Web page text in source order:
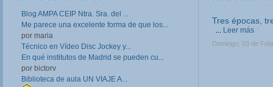
Blog AMPA CEIP Ntra. Sra. del ...
Me parece una excelente forma de que los...
por maria
Técnico en Vídeo Disc Jockey y...
En qué institutos de Madrid se pueden cu...
por bictorv
Biblioteca de aula UN VIAJE A...
Tres épocas,
... Leer más
Domingo, 03 de